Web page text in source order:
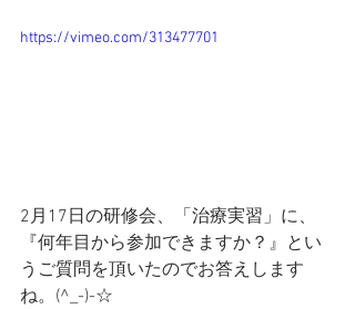
https://vimeo.com/313477701
2月17日の研修会、「治療実習」に、
『何年目から参加できますか？』とい
うご質問を頂いたのでお答えします
ね。(^_-)-☆